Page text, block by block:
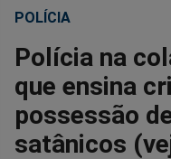
Compartilhar
no
Facebook
no
Whatsapp
POLÍCIA
Polícia na
que ensina
possessão
satânicos